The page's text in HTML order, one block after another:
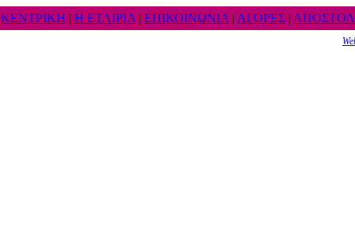
ΚΕΝΤΡΙΚΗ | Η ΕΤΑΙΡΙΑ | ΕΠΙΚΟΙΝΩΝΙΑ | ΑΓΟΡΕΣ |